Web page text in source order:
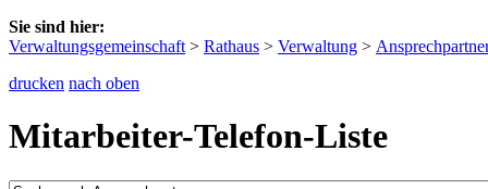
Sie sind hier:
Verwaltungsgemeinschaft > Rathaus > Verwaltung >
drucken nach oben
Mitarbeiter-Telefon-Liste